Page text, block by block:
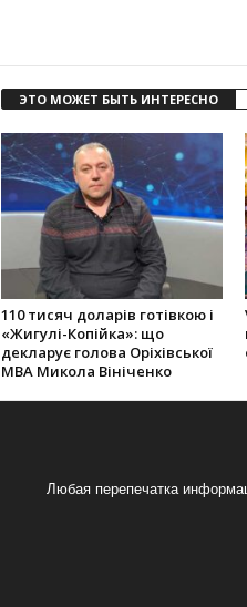
ЭТО МОЖЕТ БЫТЬ ИНТЕРЕСНО
110 тисяч доларів готівкою і
«Жигулі-Копійка»: що
декларує голова Оріхівської
МВА Микола Вініченко
Любая перепечатка